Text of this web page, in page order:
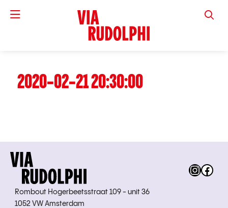
VIA
2020-02-21 20:30:00
Rombout Hogerbeetsstraat 109 - unit 36
1052 VW Amsterdam